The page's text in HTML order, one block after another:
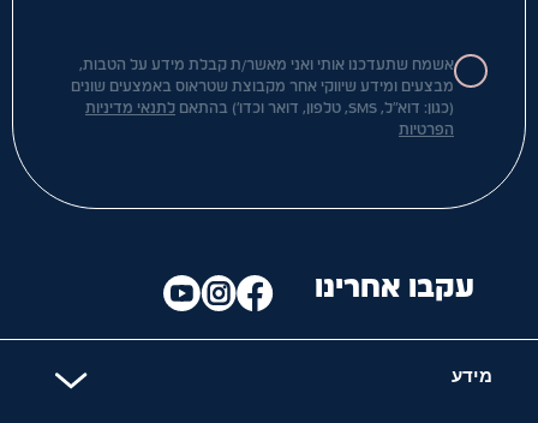
אשמח שתעדכנו אותי ואני מאשר/ת קבלת מידע על הטבות,
מבצעים ומידע שיווקי אחר מקבוצת שטראוס באמצעים שונים
(כגון: דוא"ל, SMS, טלפון, דואר וכדו') בהתאם
לתנאי מדיניות
הפרטיות
מידע
עקבו אחרינו